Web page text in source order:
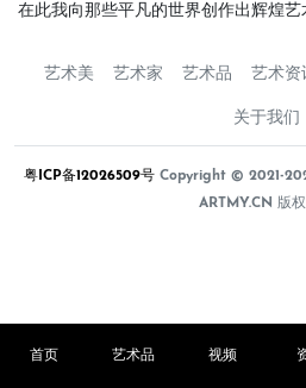
在此我向那些平凡的世界创作出辉煌艺
艺术美 艺术家 艺术品 艺术资
关于我们
粤ICP备12026509号 Copyright © 2021-
ARTMY.CN 版
首页 艺术品 视频